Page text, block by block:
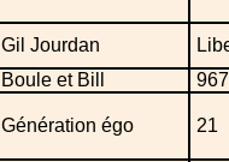
Gil Jourdan
Boule et Bill 967
Génération égo 21